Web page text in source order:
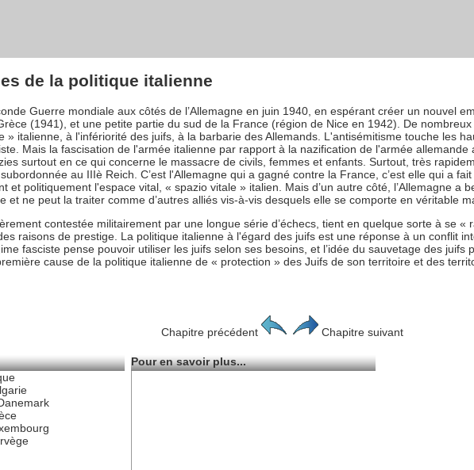
de la politique italienne
Guerre mondiale aux côtés de l’Allemagne en juin 1940, en espérant créer un nouvel
(1941), et une petite partie du sud de la France (région de Nice en 1942). De
» italienne, à l'infériorité des juifs, à la barbarie des Allemands. L'antisémitisme touche les
Mais la fascisation de l'armée italienne par rapport à la nazification de l'armée
surtout en ce qui concerne le massacre de civils, femmes et enfants. Surtout, très
au IIIè Reich. C’est l'Allemagne qui a gagné contre la France, c’est elle qui a
et politiquement l'espace vital, « spazio vitale » italien. Mais d’un autre côté, l’Allemagne a
et ne peut la traiter comme d’autres alliés vis-à-vis desquels elle se comporte en véritable
contestée militairement par une longue série d’échecs, tient en quelque sorte à se «
raisons de prestige. La politique italienne à l'égard des juifs est une réponse à un conflit
fasciste pense pouvoir utiliser les juifs selon ses besoins, et l’idée du sauvetage des
cause de la politique italienne de « protection » des Juifs de son territoire et des
Chapitre précédent Chapitre suivant
Pour en savoir plus...